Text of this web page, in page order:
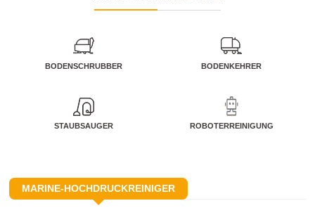
BODENSCHRUBBER BODENKEHRER
STAUBSAUGER ROBOTERREINIGUNG
MARINE-HOCHDRUCKREINIGER